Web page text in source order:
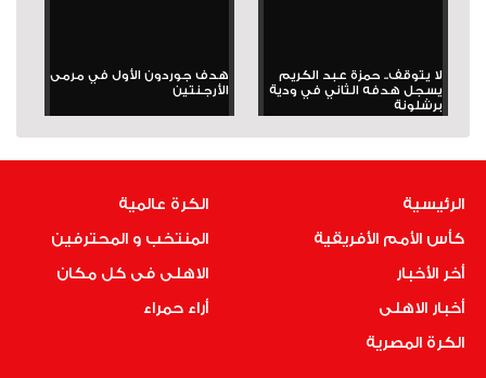
لا يتوقف.. حمزة عبد الكريم
يسجل هدفه الثاني في ودية
برشلونة
هدف جوردون الأول في مرمى
الأرجنتين
الرئيسية
كأس الأمم الأفريقية
أخر الأخبار
أخبار الاهلى
الكرة المصرية
الكرة عالمية
المنتخب و المحترفين
الاهلى فى كل مكان
أراء حمراء